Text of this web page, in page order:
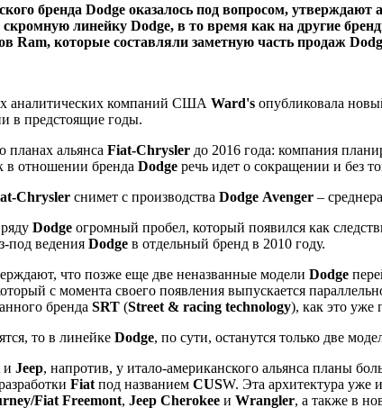
бренда Dodge оказалось под вопросом,
скромную линейку Dodge, в то время как на другие
Ram, которые составляли заметную часть продаж
аналитических компаний США Ward's опубликовала
в предстоящие годы.
планах альянса Fiat-Chrysler до 2016 года: компания
в отношении бренда Dodge речь идет о сокращении и без
Chrysler снимет с производства Dodge Avenger –
Dodge огромный пробел, который появился как
под ведения Dodge в отдельный бренд в 2010 году.
что позже еще две неназванные модели Dodge
с момента своего появления выпускается
бренда SRT (Street & racing technology), как это уже
то в линейке Dodge, по сути, останутся только две
и Jeep, напротив, у итало-американского альянса планы
Fiat под названием CUSW. Эта архитектура уже
Fiat Freemont, Jeep Cherokee и Wrangler, а также в